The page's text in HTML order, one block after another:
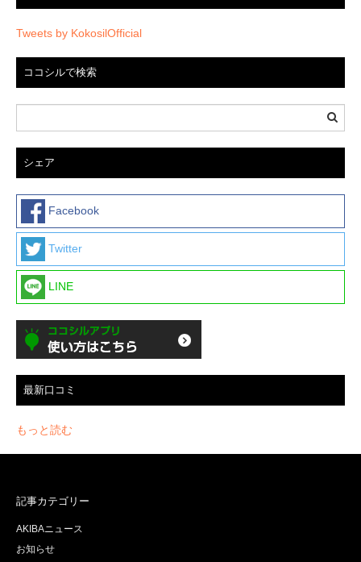
Tweets by KokosilOfficial
ココシルで検索
シェア
Facebook
Twitter
LINE
最新口コミ
もっと読む
記事カテゴリー
AKIBAニュース
お知らせ